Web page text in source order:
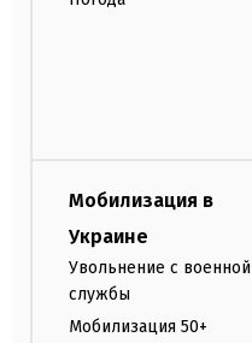
Мобилизация в
Украине
Увольнение с военной
службы
Мобилизация 50+